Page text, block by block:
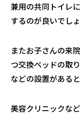
兼用の共同トイレ
するのが良いでしょ
またお子さんの来
つ交換ベッドの取
などの設置がある
美容クリニックな